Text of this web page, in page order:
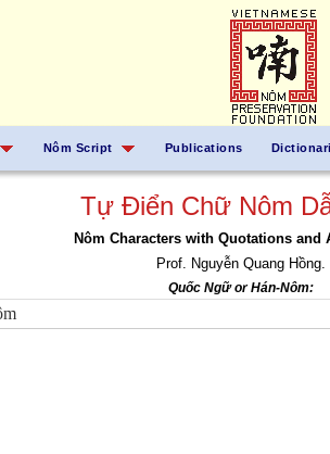
Nôm Script Publications
Tự Điển Chữ Nôm
Nôm Characters with Quotations and
Prof. Nguyễn Quang Hồng.
Quốc Ngữ or Hán-Nôm: